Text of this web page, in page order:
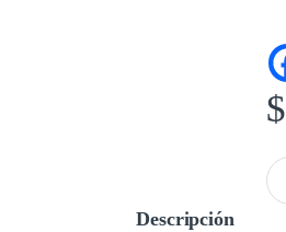
$
C
a
Descripción